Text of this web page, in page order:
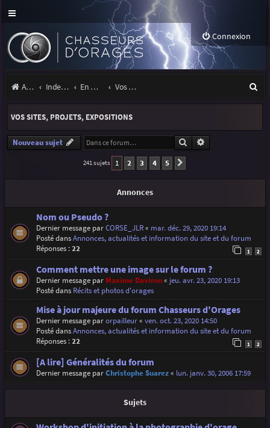
Connexion
Accueil Index du forum En marge des orages Vos sites, projets, expositions
e
r
VOS SITES, PROJETS, EXPOSITIONS
Nouveau sujet Rechercher
241 sujets 1 2 3 4 5
Annonces
Nom ou Pseudo ?
Dernier message parCORSE_JLR« mar. déc. 29, 2020 19:14
Posté dansAnnonces, actualités et information du site et du forum
Réponses :22 1 2
Comment mettre une image sur le forum ?
Dernier message par Maxime Daviron« jeu. avr. 23, 2020 19:13
Posté dans Récits et photos d'orages
Mise à jour majeure du forum Chasseurs d'Orages
Dernier message parorpailleur« ven. oct. 23, 2020 14:50
Posté dansAnnonces, actualités et information du site et du forum
Réponses :22 1 2
[A lire] Généralités du forum
Dernier message parChristophe Suarez« lun. janv. 30, 2006 17:59
Sujets